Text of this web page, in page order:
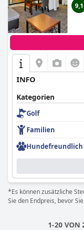
9,1
INFO
Kategorien
Golf
Familien
Hundefreundlich
*Es können zusätzliche
Sie den Endpreis, bevor
1-20 VON